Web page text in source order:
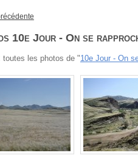
10e Jour - On se
toutes les photos de "10e Jour - On